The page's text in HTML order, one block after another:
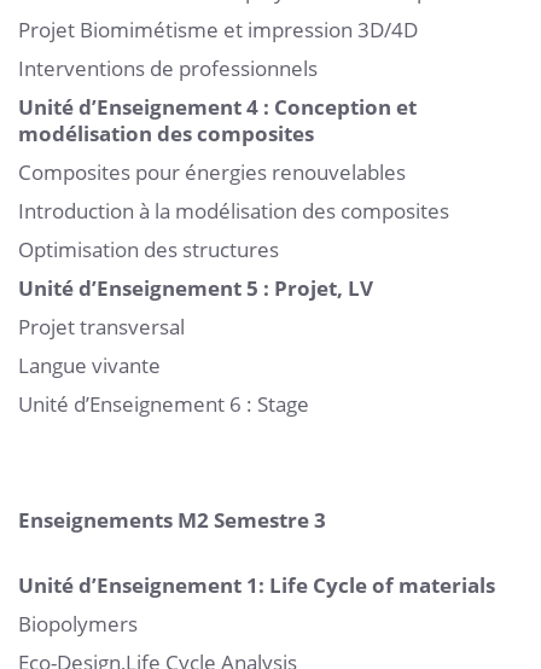
Projet Biomimétisme et impression 3D/4D
Interventions de professionnels
Unité d’Enseignement 4 : Conception et
modélisation des composites
Composites pour énergies renouvelables
Introduction à la modélisation des composites
Optimisation des structures
Unité d’Enseignement 5 : Projet, LV
Projet transversal
Langue vivante
Unité d’Enseignement 6 : Stage
Enseignements M2 Semestre 3
Unité d’Enseignement 1: Life Cycle of materials
Biopolymers
Eco-Design,Life Cycle Analysis